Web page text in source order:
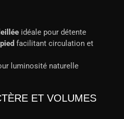
idéale pour détente
facilitant circulation et
luminosité naturelle
ET VOLUMES